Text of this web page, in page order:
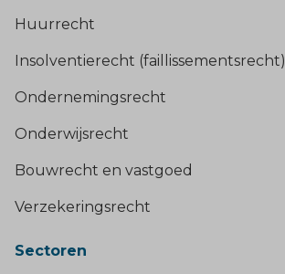
Huurrecht
Insolventierecht (faillissementsrecht)
Ondernemingsrecht
Onderwijsrecht
Bouwrecht en vastgoed
Verzekeringsrecht
Sectoren